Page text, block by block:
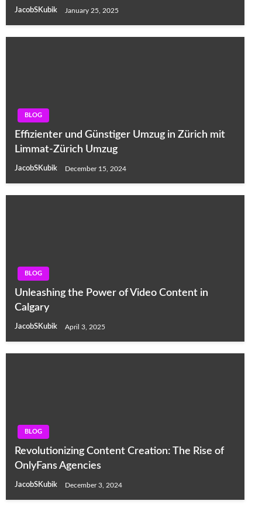
JacobSKubik January 25, 2025
BLOG
Effizienter und Günstiger Umzug in Zürich mit
Limmat-Zürich Umzug
JacobSKubik December 15, 2024
BLOG
Unleashing the Power of Video Content in
Calgary
JacobSKubik April 3, 2025
BLOG
Revolutionizing Content Creation: The Rise of
OnlyFans Agencies
JacobSKubik December 3, 2024